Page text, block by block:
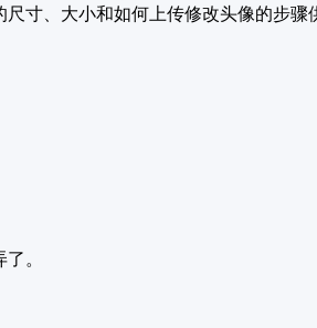
寸、大小和如何上传修改头像的步骤
。